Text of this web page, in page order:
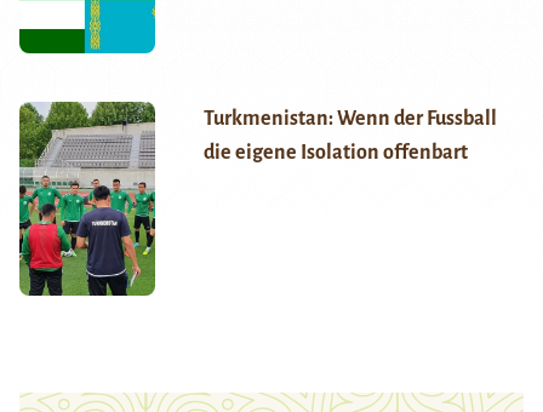
Turkmenistan: Wenn der Fussball
die eigene Isolation offenbart